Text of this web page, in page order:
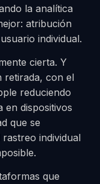
la analítica
atribución
individual.
cierta. Y
con el
reduciendo
en dispositivos
que se
individual
que